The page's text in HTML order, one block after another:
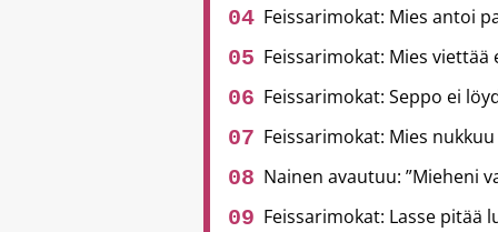
Feissarimokat: Mies antoi
Feissarimokat: Mies
Feissarimokat: Seppo ei
Feissarimokat: Mies
Nainen avautuu: ”Mieheni
Feissarimokat: Lasse pitää